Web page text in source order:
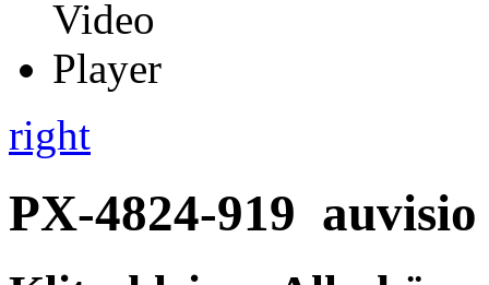
right
PX-4824-919 auvisio